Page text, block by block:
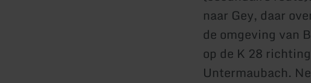
naar Gey, daar
de omgeving van
op de K 28
Untermaubach.